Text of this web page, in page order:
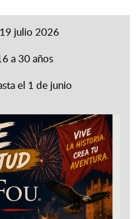
julio 2026
a 30 años
el 1 de junio